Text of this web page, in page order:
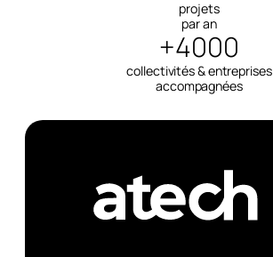
projets
par an
+4000
collectivités & entreprises
accompagnées